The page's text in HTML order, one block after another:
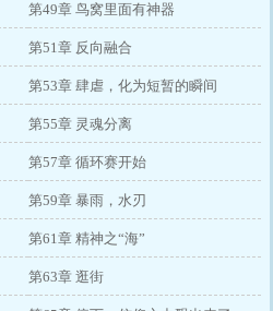
第49章 鸟窝里面有神器
第51章 反向融合
第53章 肆虐，化为短暂的瞬间
第55章 灵魂分离
第57章 循环赛开始
第59章 暴雨，水刃
第61章 精神之“海”
第63章 逛街